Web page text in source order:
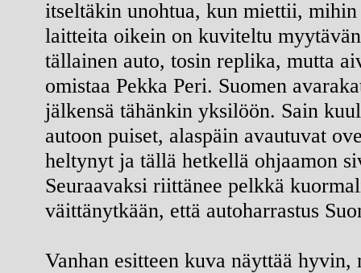
itseltäkin unohtua, kun miettii,
laitteita oikein on kuviteltu
tällainen auto, tosin replika, mutta
omistaa Pekka Peri. Suomen
jälkensä tähänkin yksilöön. Sain
autoon puiset, alaspäin avautuvat
heltynyt ja tällä hetkellä ohjaamon
Seuraavaksi riittänee pelkkä
väittänytkään, että autoharrastus
Vanhan esitteen kuva näyttää